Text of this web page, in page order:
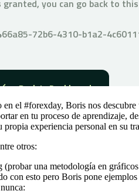
en el #forexday, Boris nos
en tu proceso de aprendizaje,
propia experiencia personal en su
otros:
(probar una metodología en
con esto pero Boris pone